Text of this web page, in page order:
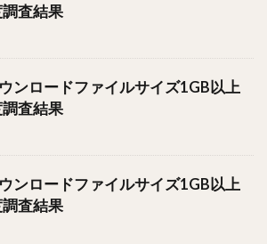
査結果
ンロードファイルサイズ1GB以上
査結果
ンロードファイルサイズ1GB以上
査結果